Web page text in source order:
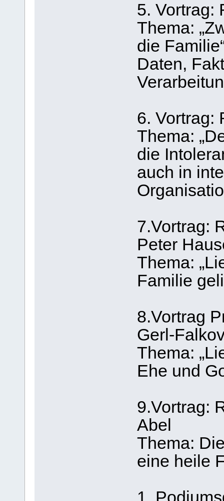
5. Vortrag:
Thema:
die
Daten,
6. Vortrag:
Thema:
die
auch in
7.Vortrag:
Peter
Thema:
Familie
8.Vortrag
Gerl-
Thema:
Ehe und
9.Vortrag:
Abel
Thema:
eine heile